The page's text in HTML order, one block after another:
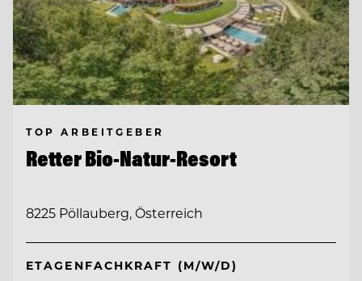
TOP ARBEITGEBER
Retter Bio-Natur-Resort
8225 Pöllauberg, Österreich
ETAGENFACHKRAFT (M/W/D)